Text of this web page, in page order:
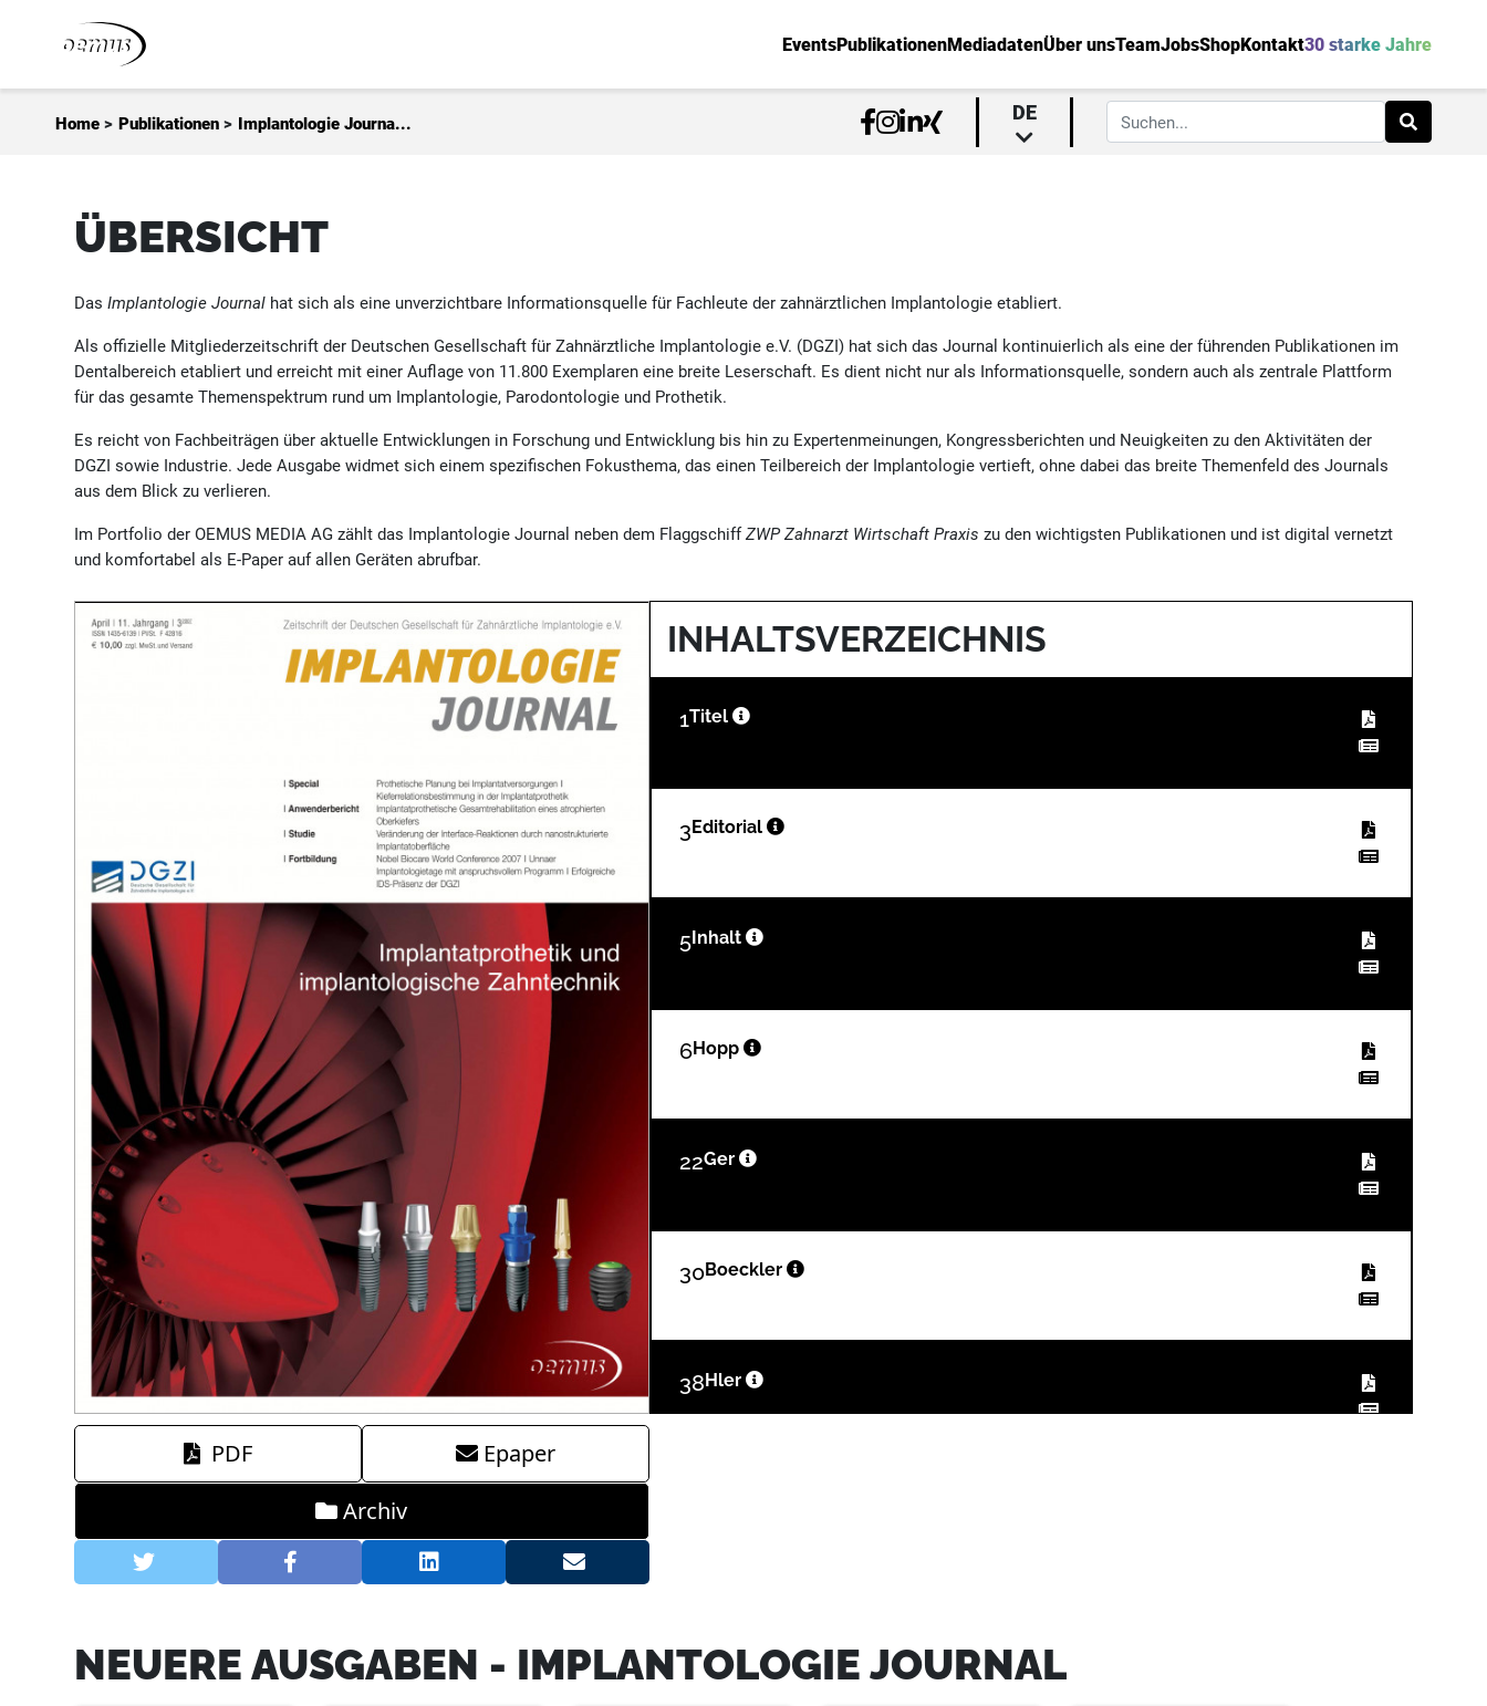
EventsPublikationenMediadatenÜber unsTeamJobsShopKontakt30 starke Jahre
Home > Publikationen > Implantologie Journa... DE
ÜBERSICHT
DasImplantologie Journal hat sich als eine unverzichtbare Informationsquelle für Fachleute der zahnärztlichen Implantologie etabliert.
Als offizielle Mitgliederzeitschrift der Deutschen Gesellschaft für Zahnärztliche Implantologie e.V. (DGZI) hat sich das Journal kontinuierlich als eine der führenden Publikationen im
Dentalbereich etabliert und erreicht mit einer Auflage von 11.800 Exemplaren eine breite Leserschaft. Es dient nicht nur als Informationsquelle, sondern auch als zentrale Plattform
für das gesamte Themenspektrum rund um Implantologie, Parodontologie und Prothetik.
Es reicht von Fachbeiträgen über aktuelle Entwicklungen in Forschung und Entwicklung bis hin zu Expertenmeinungen, Kongressberichten und Neuigkeiten zu den Aktivitäten der
DGZI sowie Industrie. Jede Ausgabe widmet sich einem spezifischen Fokusthema, das einen Teilbereich der Implantologie vertieft, ohne dabei das breite Themenfeld des Journals
aus dem Blick zu verlieren.
Im Portfolio der OEMUS MEDIA AG zählt das Implantologie Journal neben dem FlaggschiffZWP Zahnarzt Wirtschaft Praxiszu den wichtigsten Publikationen und ist digital vernetzt
und komfortabel als E-Paper auf allen Geräten abrufbar.
PDF
Epaper
Archiv
INHALTSVERZEICHNIS
1Titel
3Editorial
5Inhalt
6Hopp
22Ger
30Boeckler
38Hler
NEUERE AUSGABEN - IMPLANTOLOGIE JOURNAL